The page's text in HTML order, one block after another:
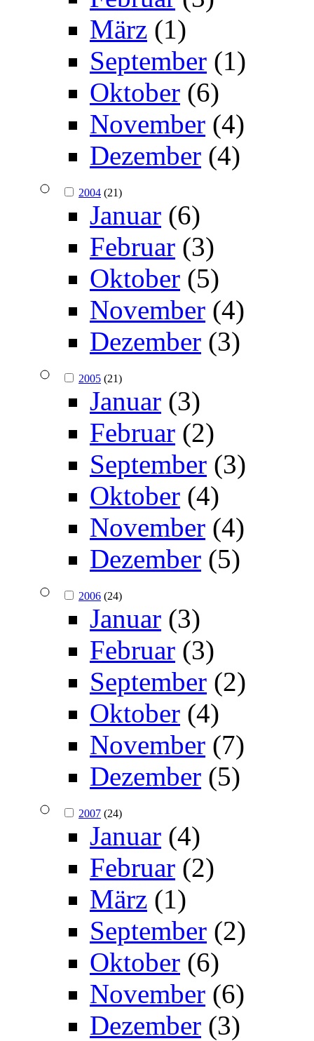
März (1)
September (1)
Oktober (6)
November (4)
Dezember (4)
2004 (21)
Januar (6)
Februar (3)
Oktober (5)
November (4)
Dezember (3)
2005 (21)
Januar (3)
Februar (2)
September (3)
Oktober (4)
November (4)
Dezember (5)
2006 (24)
Januar (3)
Februar (3)
September (2)
Oktober (4)
November (7)
Dezember (5)
2007 (24)
Januar (4)
Februar (2)
März (1)
September (2)
Oktober (6)
November (6)
Dezember (3)